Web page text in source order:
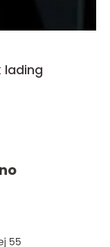
lading